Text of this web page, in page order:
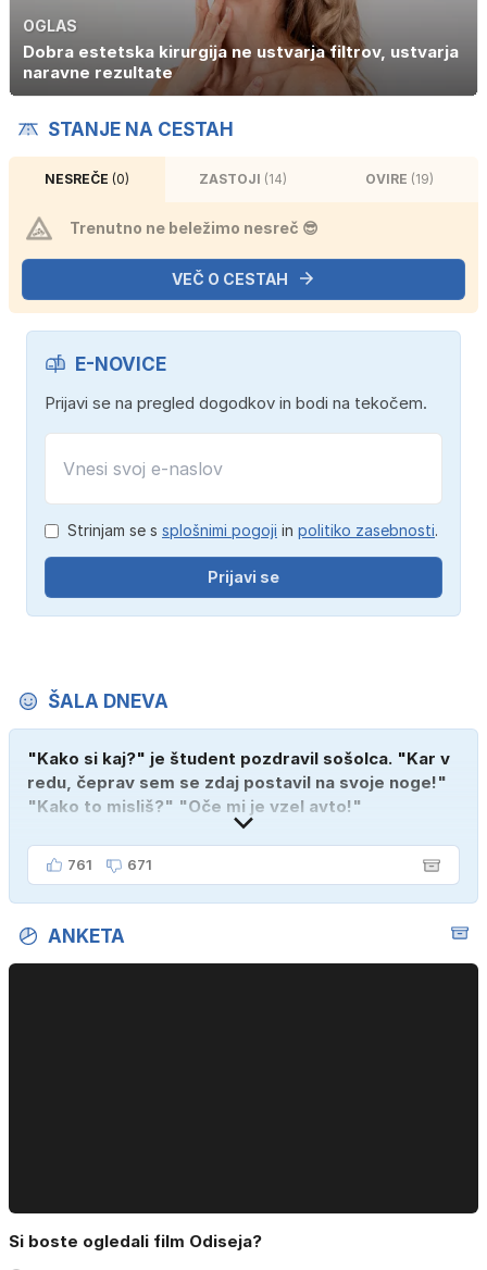
OGLAS
Dobra estetska kirurgija ne ustvarja filtrov, ustvarja
naravne rezultate
STANJE NA CESTAH
NESREČE (0) ZASTOJI (14) OVIRE (19)
Trenutno ne beležimo nesreč 😎
VEČ O CESTAH
E-NOVICE
Prijavi se na pregled dogodkov in bodi na tekočem.
Strinjam se s splošnimi pogoji in politiko zasebnosti.
Prijavi se
ŠALA DNEVA
"Kako si kaj?" je študent pozdravil sošolca. "Kar v
redu, čeprav sem se zdaj postavil na svoje noge!"
"Kako to misliš?" "Oče mi je vzel avto!"
761 671
ANKETA
Si boste ogledali film Odiseja?